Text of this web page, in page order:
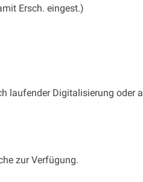
Ersch. eingest.)
Digitalisierung oder
zur Verfügung.